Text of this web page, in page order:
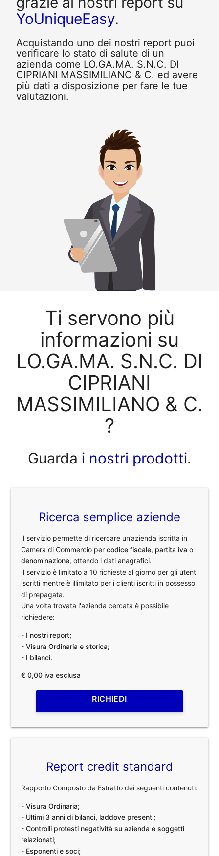
YoUniqueEasy.
Acquistando uno dei nostri report puoi
verificare lo stato di salute di un
azienda come LO.GA.MA. S.N.C. DI
CIPRIANI MASSIMILIANO & C. ed avere
più dati a disposizione per fare le tue
valutazioni.
Ti servono più
informazioni su
LO.GA.MA. S.N.C. DI
CIPRIANI
MASSIMILIANO & C.
?
Guarda i nostri prodotti.
Ricerca semplice aziende
Il servizio permette di ricercare un’azienda iscritta in
Camera di Commercio percodice fiscale, partita iva o
denominazione, ottendo i dati anagrafici.
Il servizio è limitato a 10 richieste al giorno per gli utenti
iscritti mentre è illimitato per i clienti iscritti in possesso
di prepagata.
Una volta trovata l'azienda cercata è possibile
richiedere:
- I nostri report;
- Visura Ordinaria e storica;
- I bilanci.
€ 0,00 iva esclusa
RICHIEDI
Report credit standard
Rapporto Composto da Estratto dei seguenti contenuti:
- Visura Ordinaria;
- Ultimi 3 anni di bilanci, laddove presenti;
- Controlli protesti negatività su azienda e soggetti
relazionati;
- Esponenti e soci;